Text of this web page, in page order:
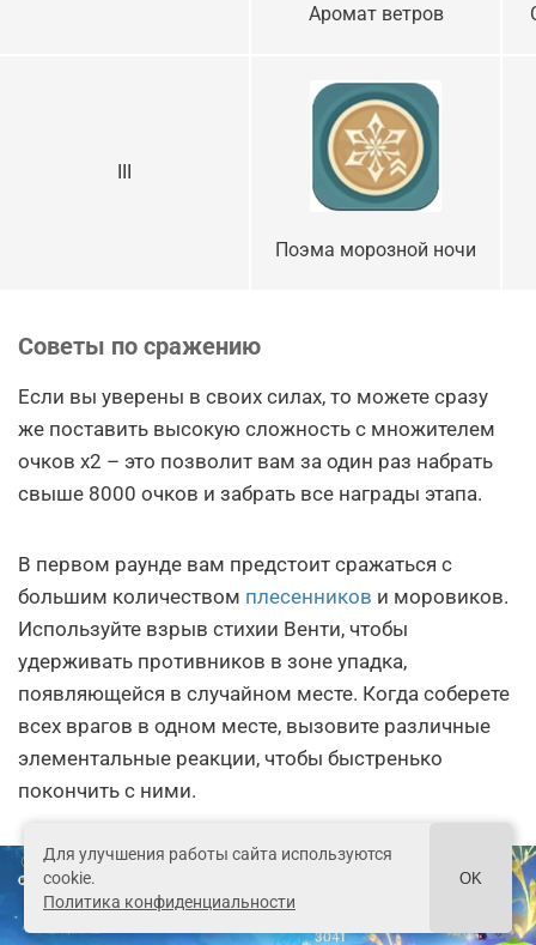
Аромат ветров
III
Поэма морозной ночи
Советы по сражению
Если вы уверены в своих силах, то можете сразу
же поставить высокую сложность с множителем
очков х2 – это позволит вам за один раз набрать
свыше 8000 очков и забрать все награды этапа.
В первом раунде вам предстоит сражаться с
большим количеством плесенников и моровиков.
Используйте взрыв стихии Венти, чтобы
удерживать противников в зоне упадка,
появляющейся в случайном месте. Когда соберете
всех врагов в одном месте, вызовите различные
элементальные реакции, чтобы быстренько
покончить с ними.
Для улучшения работы сайта используются
cookie.
Политика конфиденциальности
OK